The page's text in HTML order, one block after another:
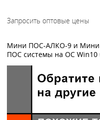
Мини ПОС-АЛКО-9 и Мини
ПОС системы на ОС Win10